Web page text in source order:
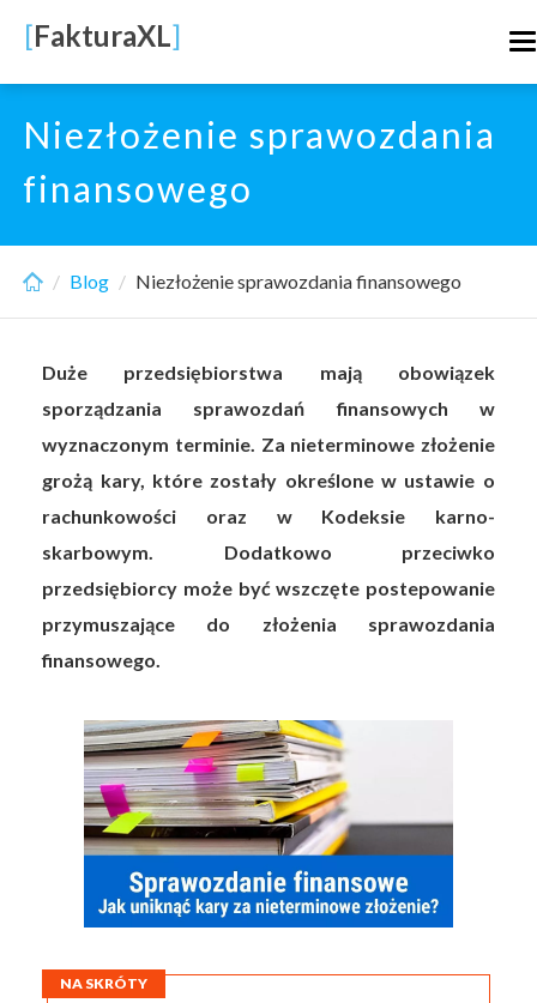
main
content
[FakturaXL]
Niezłożenie sprawozdania
finansowego
Blog Niezłożenie sprawozdania finansowego
Duże przedsiębiorstwa mają obowiązek
sporządzania sprawozdań finansowych w
wyznaczonym terminie. Za nieterminowe złożenie
grożą kary, które zostały określone w ustawie o
rachunkowości oraz w Kodeksie karno-
skarbowym. Dodatkowo przeciwko
przedsiębiorcy może być wszczęte postepowanie
przymuszające do złożenia sprawozdania
finansowego.
NA SKRÓTY